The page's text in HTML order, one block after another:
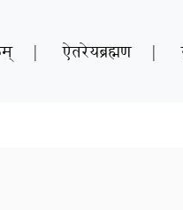
| ऐतरेयब्रह्मण |